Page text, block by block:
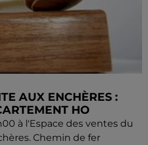
AUX ENCHÈRES :
HO
à l'Espace des ventes du
Chemin de fer